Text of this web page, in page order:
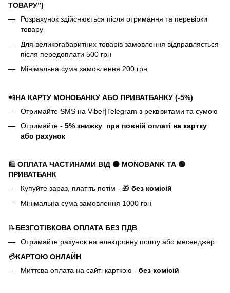
ТОВАРУ”)
Розрахунок здійснюється після отримання та перевірки
товару
Для великогабаритних товарів замовлення відправляється
після передоплати 500 грн
Мінімальна сума замовлення 200 грн
📲НА КАРТУ МОНОБАНКУ АБО ПРИВАТБАНКУ (-5%)
Отримайте SMS на Viber|Telegram з реквізитами та сумою
Отримайте - 5% знижку при повній оплаті на картку
або рахунок
🛍️ ОПЛАТА ЧАСТИНАМИ ВІД ⚫ MONOBANK ТА 🟢
ПРИВАТБАНК
Купуйте зараз, платіть потім - 🎁 без комісій
Мінімальна сума замовлення 1000 грн
📝БЕЗГОТІВКОВА ОПЛАТА БЕЗ ПДВ
Отримайте рахунок на електронну пошту або месенджер
💳КАРТОЮ ОНЛАЙН
Миттєва оплата на сайті карткою - без комісій